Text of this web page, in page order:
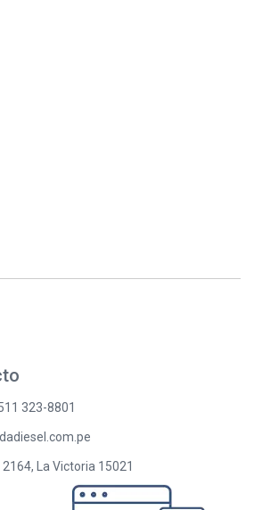
323-8801
La Victoria 15021